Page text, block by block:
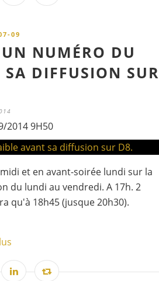
09
NUMÉRO DU
DIFFUSION SUR
2014 9H50
et en avant-soirée lundi sur la
du lundi au vendredi. A 17h. 2
qu'à 18h45 (jusque 20h30).